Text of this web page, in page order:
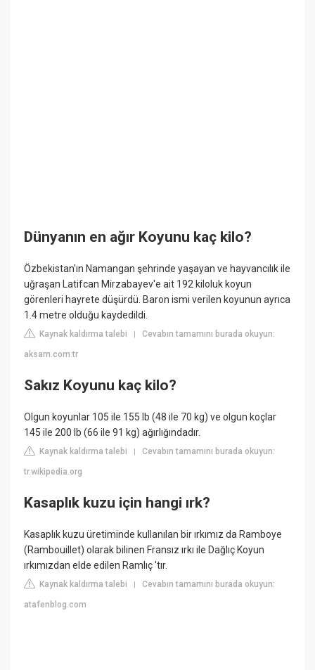
Dünyanın en ağır Koyunu kaç kilo?
Özbekistan'ın Namangan şehrinde yaşayan ve hayvancılık ile
uğraşan Latifcan Mirzabayev'e ait 192 kiloluk koyun
görenleri hayrete düşürdü. Baron ismi verilen koyunun ayrıca
1.4 metre olduğu kaydedildi.
Kaynak kaldırma talebi |Cevabın tamamını burada okuyun:
aksam.com.tr
Sakız Koyunu kaç kilo?
Olgun koyunlar 105 ile 155 lb (48 ile 70 kg) ve olgun koçlar
145 ile 200 lb (66 ile 91 kg) ağırlığındadır.
Kaynak kaldırma talebi |Cevabın tamamını burada okuyun:
tr.wikipedia.org
Kasaplık kuzu için hangi ırk?
Kasaplık kuzu üretiminde kullanılan bir ırkımız da Ramboye
(Rambouillet) olarak bilinen Fransız ırkı ile Dağlıç Koyun
ırkımızdan elde edilen Ramlıç 'tır.
Kaynak kaldırma talebi |Cevabın tamamını burada okuyun:
atafenblog.com